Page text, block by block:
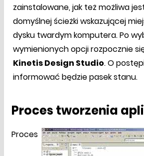
zainstalowane, jak też możliwa
domyślnej ścieżki wskazującej
dysku twardym komputera. Po
wymienionych opcji rozpocznie
Kinetis Design Studio. O
informować będzie pasek stanu.
Proces tworzenia
Proces